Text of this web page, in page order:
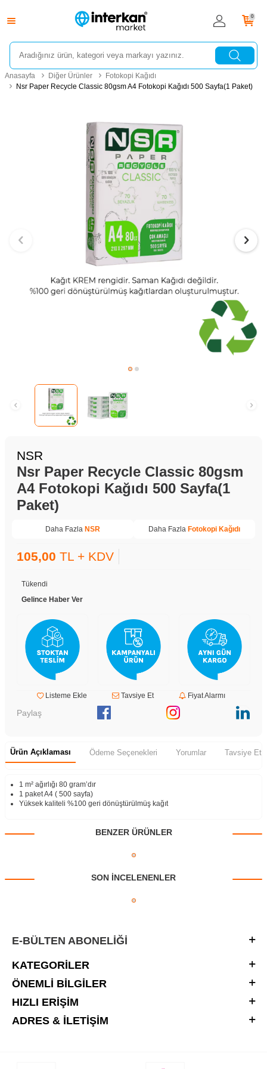
0
Anasayfa Diğer Ürünler
Fotokopi Kağıdı
Nsr Paper Recycle Classic 80gsm A4 Fotokopi Kağıdı 500 Sayfa(1 Paket)
NSR
Nsr Paper Recycle Classic 80gsm
A4 Fotokopi Kağıdı 500 Sayfa(1
Paket)
Daha Fazla NSR Daha Fazla Fotokopi Kağıdı
105,00 TL + KDV
Tükendi
Gelince Haber Ver
Listeme Ekle Tavsiye Et Fiyat Alarmı
Paylaş
Ürün Açıklaması Ödeme Seçenekleri Yorumlar Tavsiye Et
1 m² ağırlığı 80 gram’dır
1 paket A4 ( 500 sayfa)
Yüksek kaliteli %100 geri dönüştürülmüş kağıt
BENZER ÜRÜNLER
SON INCELENENLER
E-BÜLTEN ABONELIĞI
KATEGORILER
ÖNEMLI BILGILER
HIZLI ERIŞIM
ADRES & İLETIŞIM